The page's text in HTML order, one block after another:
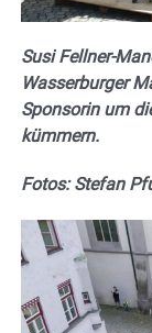
Susi Fellner-
Wasserburger
Sponsorin um
kümmern.
Fotos: Stefan